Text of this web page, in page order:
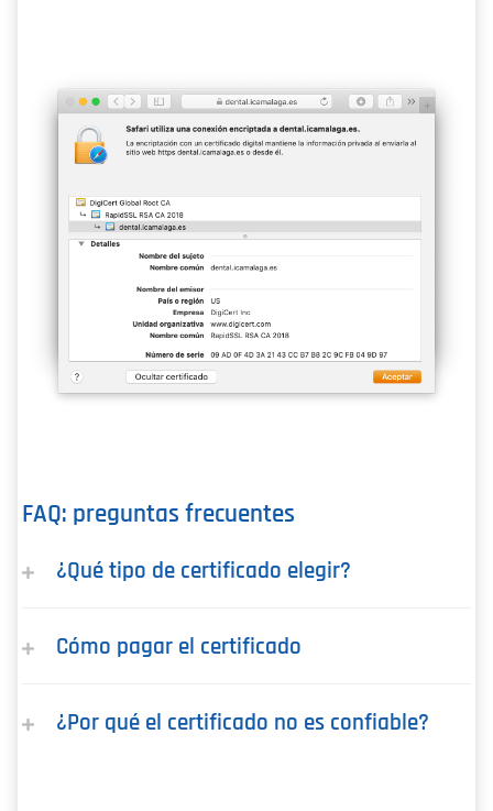
FAQ: preguntas frecuentes
¿Qué tipo de certificado elegir?
Cómo pagar el certificado
¿Por qué el certificado no es confiable?